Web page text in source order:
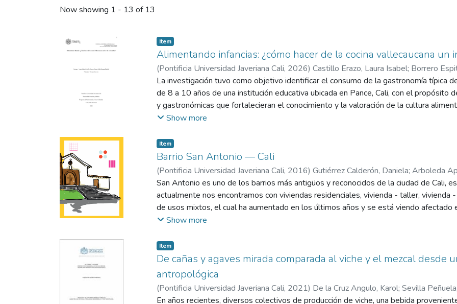
Now showing 1 - 13 of 13
Item
Alimentando infancias: ¿cómo hacer de la cocina vallecaucana un
(Pontificia Universidad Javeriana Cali, 2026) Castillo Erazo, Laura Isabel; Borrero
Yurani
La investigación tuvo como objetivo identificar el consumo de la gastronomía típica
de 8 a 10 años de una institución educativa ubicada en Pance, Cali, con el propósito
y gastronómicas que fortalecieran el conocimiento y la valoración de la cultura
a la disminución del reconocimiento de la cocina tradicional frente al aumento del
descriptivo, analítico y propositivo, utilizando herramientas como cuestionarios de
grupos focales, dinámicas lúdicas, degustaciones y evaluaciones sensoriales. Los
preferencia por alimentos ultraprocesados y comidas rápidas, aunque los niños
tradicionales como el sancocho, la lulada, el champús y la chuleta valluna. Sin
y valor cultural de estos alimentos era limitado. A partir de los hallazgos, se
gastronómicas que acercaron a los participantes a la cocina tradicional vallecaucana
audiovisuales. Además, se crearon productos adaptados a los gustos infantiles,
la adaptación creativa de las preparaciones tradicionales puede fortalecer el interés y
regional en la infancia.
Show more
Item
Barrio San Antonio — Cali
(Pontificia Universidad Javeriana Cali, 2016) Gutiérrez Calderón, Daniela; Arboleda
San Antonio es uno de los barrios más antigüos y reconocidos de la ciudad de Cali,
actualmente nos encontramos con viviendas residenciales, vivienda - taller, vivienda
de usos mixtos, el cual ha aumentado en los últimos años y se está viendo afectado
aspectos negativos, uno de ellos la inseguridad- San Antonio se caracteriza por sus
diseñar una estrategia de comunicación para evidenciar el valor del patrimonio cultural
cumplir con el objetivo propuesto anterior, se realizaron siete talleres con los
donde su objetivo era pintar una baldosa plasmando gráficamente una historia de
recorrido por el barrio dónde fuera de sus casas se exponia su diseño acompañado de
Show more
Item
De cañas y agaves mirada comparada al viche y el mezcal desde
antropológica
(Pontificia Universidad Javeriana Cali, 2021) De la Cruz Angulo, Karol; Sevilla
En años recientes, diversos colectivos de producción de viche, una bebida